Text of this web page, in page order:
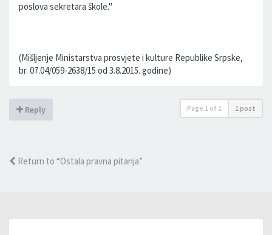
poslova sekretara škole."
(Mišljenje Ministarstva prosvjete i kulture Republike Srpske,
br. 07.04/059-2638/15 od 3.8.2015. godine)
Reply Page 1 of 1 1 post
Return to “Ostala pravna pitanja”